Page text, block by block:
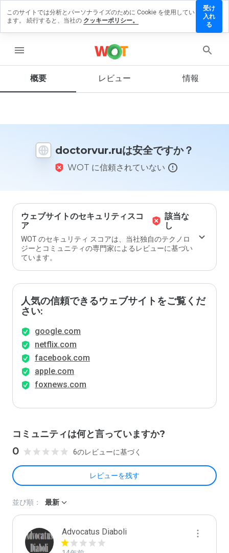
menu
概要 レビュー 情報
doctorvur.ruは安全ですか？
WOT に信頼されていない
ウェブサイトのセキュリティスコ
ア
該当な
し
WOT のセキュリティ スコアは、当社独自のテクノロ
ジーとコミュニティの専門家によるレビューに基づい
ています。
人気の信頼できるウェブサイトをご覧くだ
さい:
google.com
netflix.com
facebook.com
apple.com
foxnews.com
コミュニティは何と言っていますか?
0 6のレビューに基づく
レビューを残す
ビュー
す
この
イト
価し
ます
か？
並び順： 最新
Advocatus Diaboli
このサイトでは分析とパーソナライズのために Cookie を使用してい
ます。 続行すると、当社の クッキーポリシー。
受け
入れ
る